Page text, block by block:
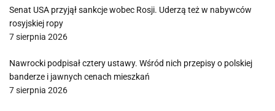
Senat USA przyjął sankcje wobec Rosji. Uderzą też w nabywców
rosyjskiej ropy
7 sierpnia 2026
Nawrocki podpisał cztery ustawy. Wśród nich przepisy o polskiej
banderze i jawnych cenach mieszkań
7 sierpnia 2026